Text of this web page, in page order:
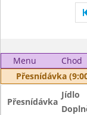
Menu Chod
Přesnídávka
Přesnídávka
Jídlo